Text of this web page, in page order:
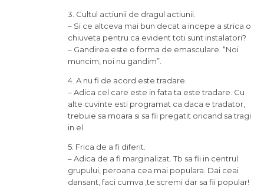
3. Cultul actiunii de dragul actiunii.
– Si ce altceva mai bun decat a incepe a strica o
chiuveta pentru ca evident toti sunt instalatori?
– Gandirea este o forma de emasculare. “Noi
muncim, noi nu gandim”.
4. A nu fi de acord este tradare.
– Adica cel care este in fata ta este tradare. Cu
alte cuvinte esti programat ca daca e tradator,
trebuie sa moara si sa fii pregatit oricand sa tragi
in el.
5. Frica de a fi diferit.
– Adica de a fi marginalizat. Tb sa fii in centrul
grupului, peroana cea mai populara. Dai ceai
dansant, faci cumva ,te scremi dar sa fii popular!